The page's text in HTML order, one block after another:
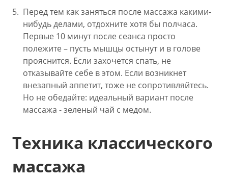
Перед тем как заняться после массажа какими-
нибудь делами, отдохните хотя бы полчаса.
Первые 10 минут после сеанса просто
полежите – пусть мышцы остынут и в голове
прояснится. Если захочется спать, не
отказывайте себе в этом. Если возникнет
внезапный аппетит, тоже не сопротивляйтесь.
Но не обедайте: идеальный вариант после
массажа - зеленый чай с медом.
Техника классического
массажа